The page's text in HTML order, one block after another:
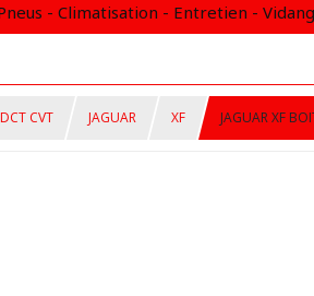
- Climatisation - Entretien -
CVT JAGUAR XF JAGUAR XF